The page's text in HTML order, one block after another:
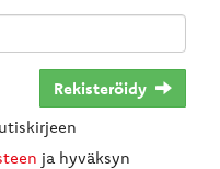
Rekisteröidy
ja hyväksyn